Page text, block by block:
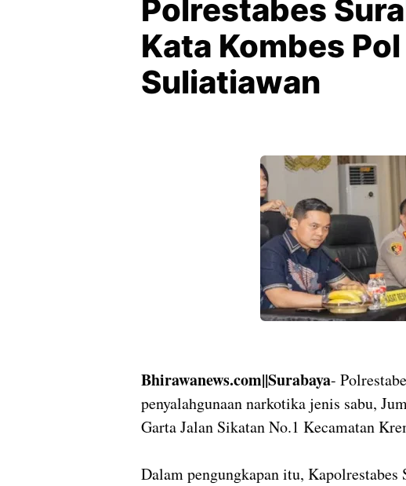
Polrestabes
Kata Kombes
Suliatiawan
Bhirawanews.com||Surabaya-
penyalahgunaan narkotika jenis sabu,
Garta Jalan Sikatan No.1 Kecamatan
Dalam pengungkapan itu, Kapolrestabes